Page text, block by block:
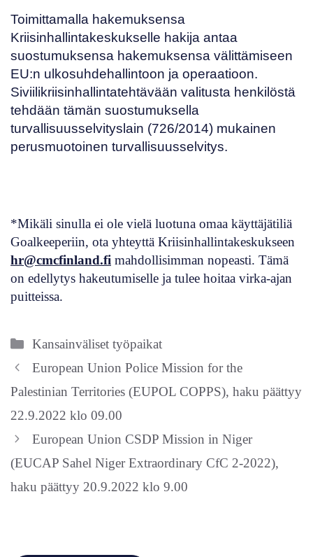
Toimittamalla hakemuksensa
Kriisinhallintakeskukselle hakija antaa
suostumuksensa hakemuksensa välittämiseen
EU:n ulkosuhdehallintoon ja operaatioon.
Siviilikriisinhallintatehtävään valitusta henkilöstä
tehdään tämän suostumuksella
turvallisuusselvityslain (726/2014) mukainen
perusmuotoinen turvallisuusselvitys.
*Mikäli sinulla ei ole vielä luotuna omaa käyttäjätiliä
Goalkeeperiin, ota yhteyttä Kriisinhallintakeskukseen
hr@cmcfinland.fi mahdollisimman nopeasti. Tämä
on edellytys hakeutumiselle ja tulee hoitaa virka-ajan
puitteissa.
Kategoriat
Kansainväliset työpaikat
European Union Police Mission for the
Palestinian Territories (EUPOL COPPS), haku päättyy
22.9.2022 klo 09.00
European Union CSDP Mission in Niger
(EUCAP Sahel Niger Extraordinary CfC 2-2022),
haku päättyy 20.9.2022 klo 9.00